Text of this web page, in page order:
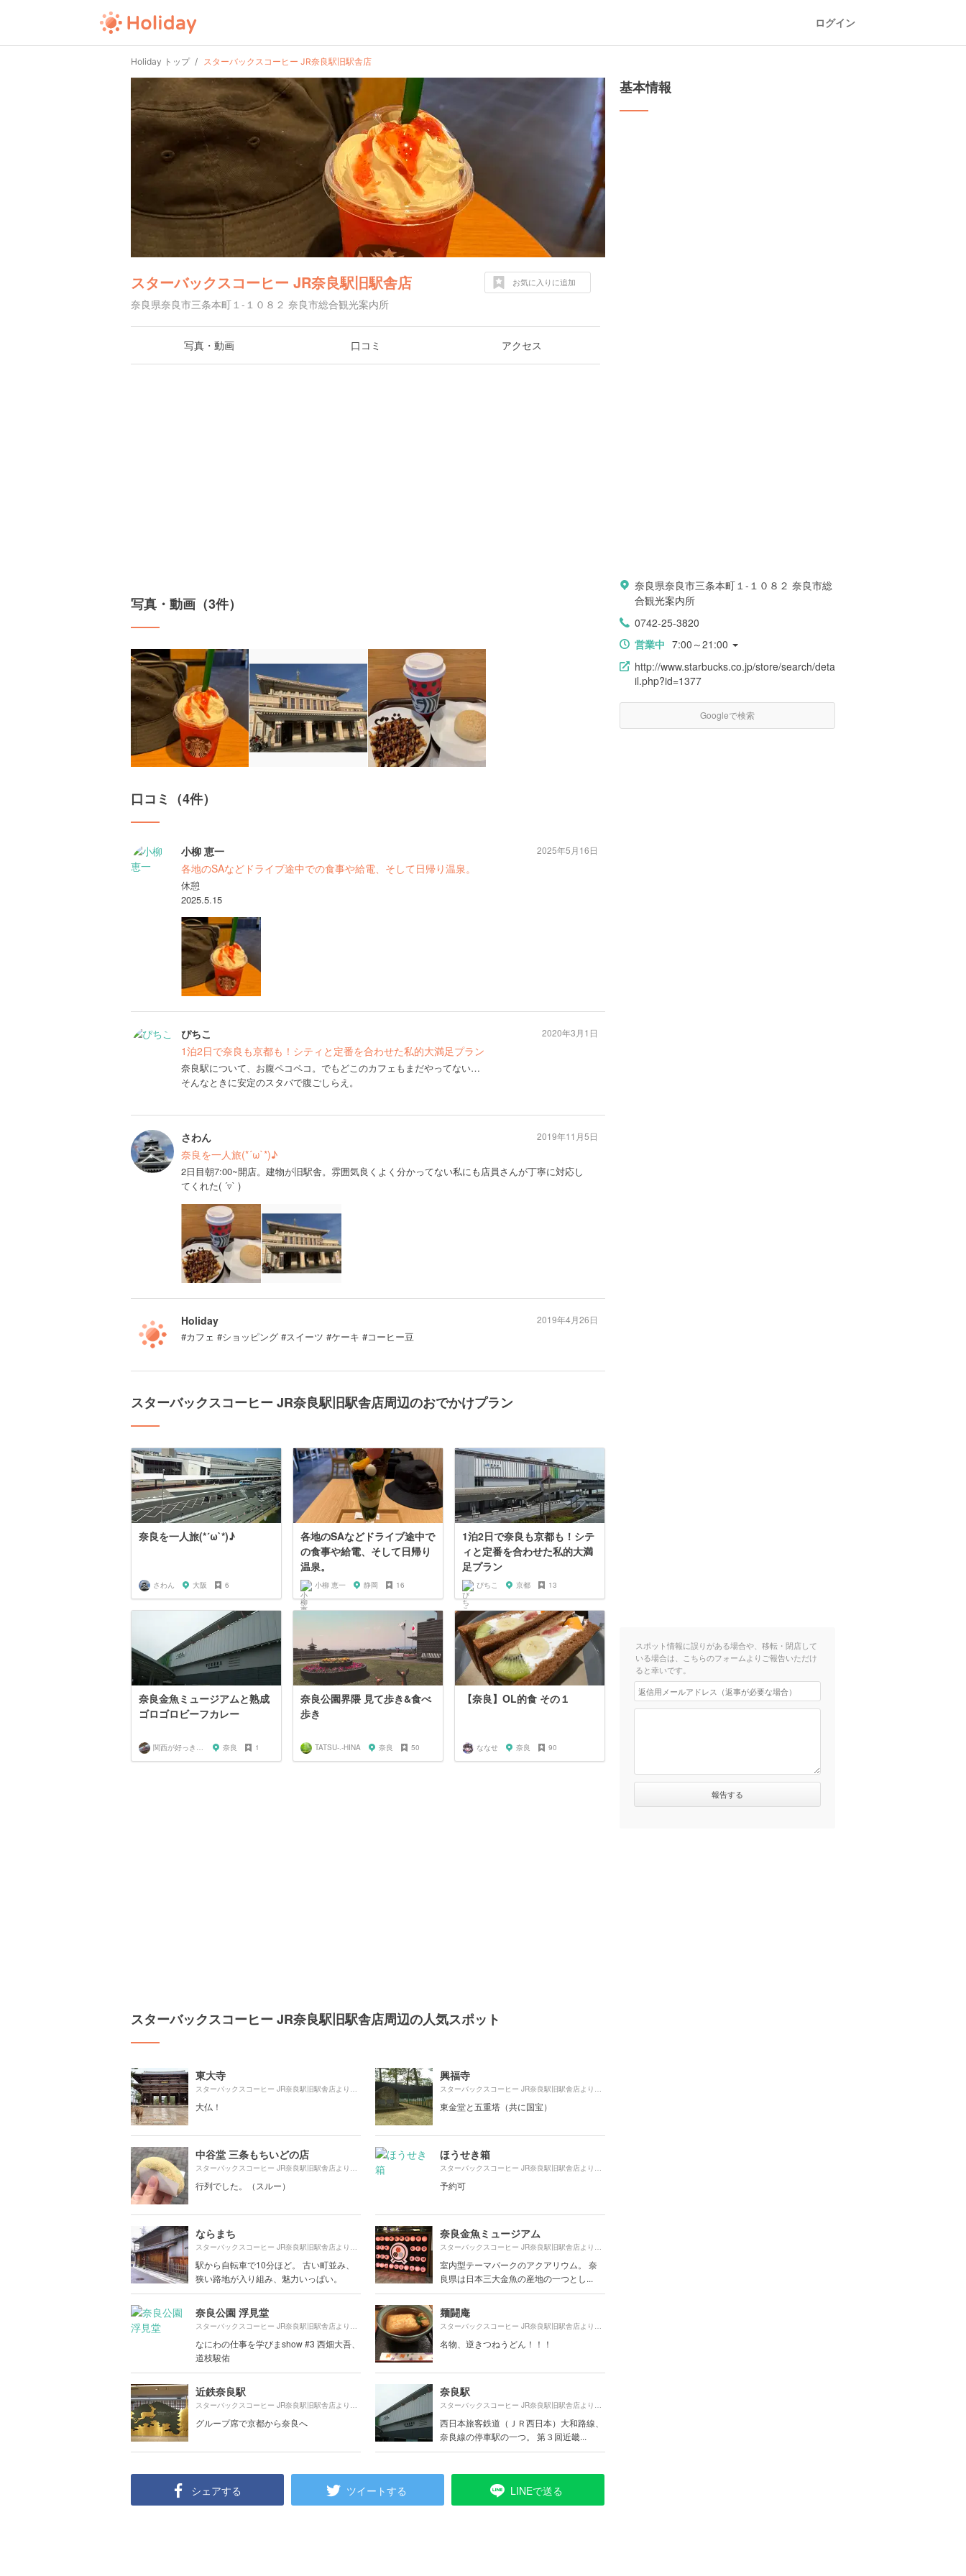
ログイン
Holiday トップ スターバックスコーヒー JR奈良駅旧駅舎店
スターバックスコーヒー JR奈良駅旧駅舎店
奈良県奈良市三条本町１-１０８２ 奈良市総合観光案内所
お気に入りに追加
写真・動画 口コミ アクセス
写真・動画（3件）
口コミ（4件）
小柳 恵一
各地のSAなどドライブ途中での食事や給電、そして日帰り温泉。
休憩
2025.5.15
2025年5月16日
ぴちこ
1泊2日で奈良も京都も！シティと定番を合わせた私的大満足プラン
奈良駅について、お腹ペコペコ。でもどこのカフェもまだやってない…
そんなときに安定のスタバで腹ごしらえ。
2020年3月1日
さわん
奈良を一人旅(*´ω`*)♪
2日目朝7:00~開店。建物が旧駅舎。雰囲気良くよく分かってない私にも店員さんが丁寧に対応し
てくれた‪( ´▿` )‬
2019年11月5日
Holiday
#カフェ #ショッピング #スイーツ #ケーキ #コーヒー豆
2019年4月26日
スターバックスコーヒー JR奈良駅旧駅舎店周辺のおでかけプラン
奈良を一人旅(*´ω`*)♪
さわん 大阪 6
各地のSAなどドライブ途中で
の食事や給電、そして日帰り
温泉。
小柳 恵一 静岡 16
1泊2日で奈良も京都も！シテ
ィと定番を合わせた私的大満
足プラン
ぴちこ 京都 13
奈良金魚ミュージアムと熟成
ゴロゴロビーフカレー
関西が好っきゃねん 奈良 1
奈良公園界隈 見て歩き&食べ
歩き
TATSU-.-HINA 奈良 50
【奈良】OL的食 その１
ななせ 奈良 90
スターバックスコーヒー JR奈良駅旧駅舎店周辺の人気スポット
東大寺
スターバックスコーヒー JR奈良駅旧駅舎店より約 1990m（徒歩34分）
大仏！
興福寺
スターバックスコーヒー JR奈良駅旧駅舎店より約
東金堂と五重塔（共に国宝）
中谷堂 三条もちいどの店
スターバックスコーヒー JR奈良駅旧駅舎店より約 830m（徒歩14分）
行列でした。（スルー）
ほうせき箱
スターバックスコーヒー JR奈良駅旧駅舎店より約
予約可
ならまち
スターバックスコーヒー JR奈良駅旧駅舎店より約 1050m（徒歩18分）
駅から自転車で10分ほど。 古い町並み、
狭い路地が入り組み、魅力いっぱい。
奈良金魚ミュージアム
スターバックスコーヒー JR奈良駅旧駅舎店より約
室内型テーマパークのアクアリウム。 奈
良県は日本三大金魚の産地の一つとし...
奈良公園 浮見堂
スターバックスコーヒー JR奈良駅旧駅舎店より約 1730m （徒歩29分）
なにわの仕事を学びまshow #3 西畑大吾、
道枝駿佑
麺闘庵
スターバックスコーヒー JR奈良駅旧駅舎店より約
名物、逆きつねうどん！！！
近鉄奈良駅
スターバックスコーヒー JR奈良駅旧駅舎店より約 （徒歩14分）
グループ席で京都から奈良へ
奈良駅
スターバックスコーヒー JR奈良駅旧駅舎店より約
西日本旅客鉄道（ＪＲ西日本）大和路線、
奈良線の停車駅の一つ。 第３回近畿...
シェアする ツイートする LINEで送る
基本情報
奈良県奈良市三条本町１-１０８２ 奈良市総
合観光案内所
0742-25-3820
営業中 7:00～21:00
http://www.starbucks.co.jp/store/search/deta
il.php?id=1377
Googleで検索
スポット情報に誤りがある場合や、移転・閉店して
いる場合は、こちらのフォームよりご報告いただけ
ると幸いです。